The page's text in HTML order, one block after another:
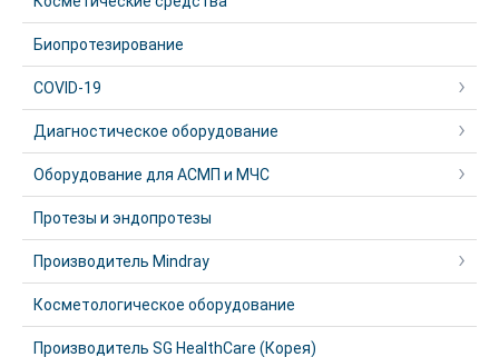
Биопротезирование
COVID-19
Диагностическое оборудование
Оборудование для АСМП и МЧС
Протезы и эндопротезы
Производитель Mindray
Косметологическое оборудование
Производитель SG HealthCare (Корея)